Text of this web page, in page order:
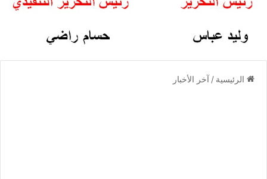
الرئيسية / آخر الأخبار